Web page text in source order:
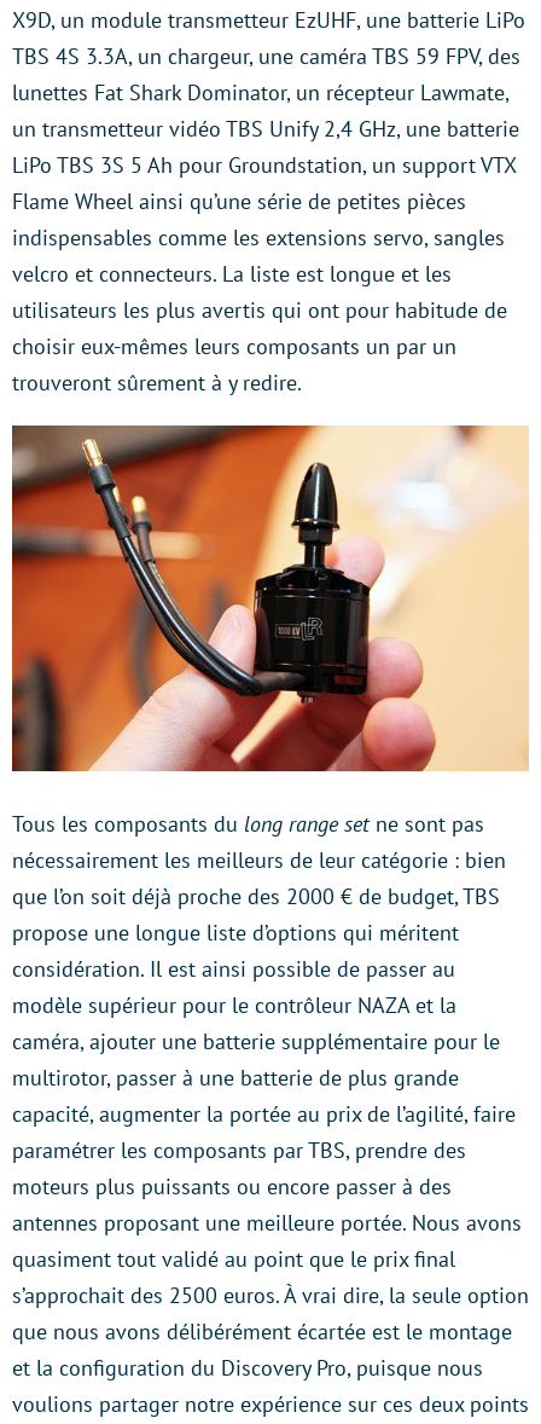
X9D, un module transmetteur EzUHF, une batterie LiPo
TBS 4S 3.3A, un chargeur, une caméra TBS 59 FPV, des
lunettes Fat Shark Dominator, un récepteur Lawmate,
un transmetteur vidéo TBS Unify 2,4 GHz, une batterie
LiPo TBS 3S 5 Ah pour Groundstation, un support VTX
Flame Wheel ainsi qu’une série de petites pièces
indispensables comme les extensions servo, sangles
velcro et connecteurs. La liste est longue et les
utilisateurs les plus avertis qui ont pour habitude de
choisir eux-mêmes leurs composants un par un
trouveront sûrement à y redire.
Tous les composants du long range setne sont pas
nécessairement les meilleurs de leur catégorie : bien
que l’on soit déjà proche des 2000 € de budget, TBS
propose une longue liste d’options qui méritent
considération. Il est ainsi possible de passer au
modèle supérieur pour le contrôleur NAZA et la
caméra, ajouter une batterie supplémentaire pour le
multirotor, passer à une batterie de plus grande
capacité, augmenter la portée au prix de l’agilité, faire
paramétrer les composants par TBS, prendre des
moteurs plus puissants ou encore passer à des
antennes proposant une meilleure portée. Nous avons
quasiment tout validé au point que le prix final
s’approchait des 2500 euros. À vrai dire, la seule option
que nous avons délibérément écartée est le montage
et la configuration du Discovery Pro, puisque nous
voulions partager notre expérience sur ces deux points